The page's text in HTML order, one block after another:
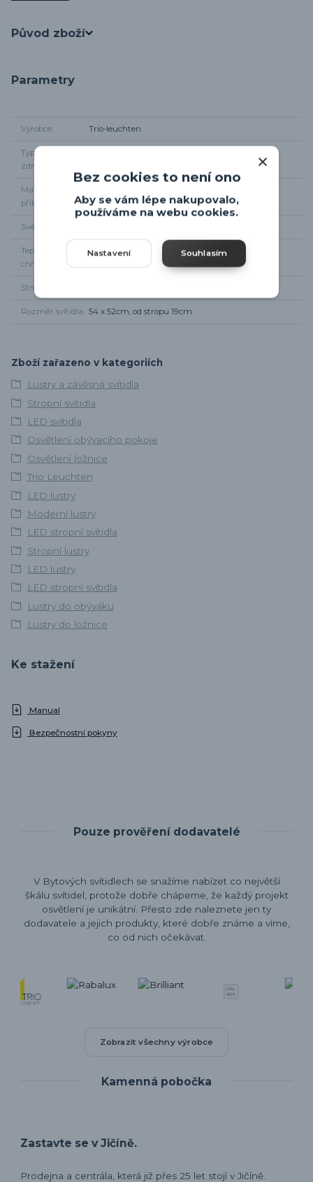
Původ zboží
Parametry
Výrobce Trio-leuchten
Typ světelného
zdroje
Maximální
příkon
Světelný tok
Teplota
chromatičnosti
3000K
Stmívání
Rozměr svítidla 54 x 52cm, od stropu 19cm
Zboží zařazeno v kategoriích
Lustry a závěsná svítidla
Stropní svítidla
LED svítidla
Osvětlení obývacího pokoje
Osvětlení ložnice
Trio Leuchten
LED lustry
Moderní lustry
LED stropní svítidla
Stropní lustry
LED lustry
LED stropní svítidla
Lustry do obýváku
Lustry do ložnice
Ke stažení
Manual
Bezpečnostní pokyny
Pouze prověření dodavatelé
V Bytových svítidlech se snažíme nabízet co největší
škálu svítidel, protože dobře chápeme, že každý projekt
osvětlení je unikátní. Přesto zde naleznete jen ty
dodavatele a jejich produkty, které dobře známe a víme,
co od nich očekávat.
Zobrazit všechny výrobce
Kamenná pobočka
Zastavte se v Jičíně.
Prodejna a centrála, která již přes 25 let stojí v Jičíně.
Bez cookies to není ono
Aby se vám lépe nakupovalo,
používáme na webu cookies.
Nastavení Souhlasím